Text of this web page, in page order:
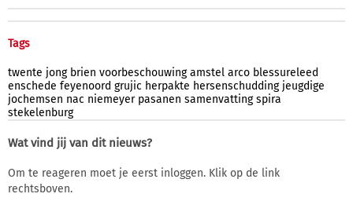
Tags
twente jong brien voorbeschouwing amstel arco blessureleed
enschede feyenoord grujic herpakte hersenschudding jeugdige
jochemsen nac niemeyer pasanen samenvatting spira
stekelenburg
Wat vind jij van dit nieuws?
Om te reageren moet je eerst inloggen. Klik op de link
rechtsboven.